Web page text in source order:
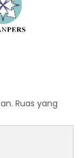
Ruas yang